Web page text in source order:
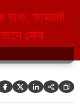
পড়াশোনায়
বলেন,
করছে
প্রয়োজনীয় সব
    